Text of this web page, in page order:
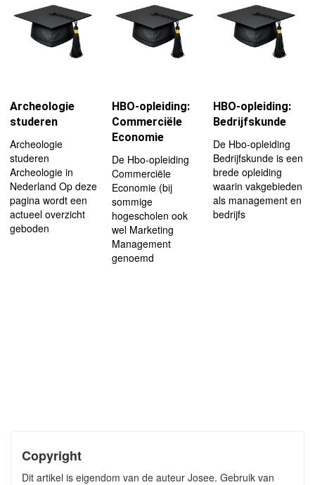
Archeologie
studeren
Archeologie
studeren
Archeologie in
Nederland Op deze
pagina wordt een
actueel overzicht
geboden
HBO-opleiding:
Commerciële
Economie
De Hbo-opleiding
Commerciële
Economie (bij
sommige
hogescholen ook
wel Marketing
Management
genoemd
HBO-opleiding:
Bedrijfskunde
De Hbo-opleiding
Bedrijfskunde is een
brede opleiding
waarin vakgebieden
als management en
bedrijfs
Copyright
Dit artikel is eigendom van de auteur Josee. Gebruik van